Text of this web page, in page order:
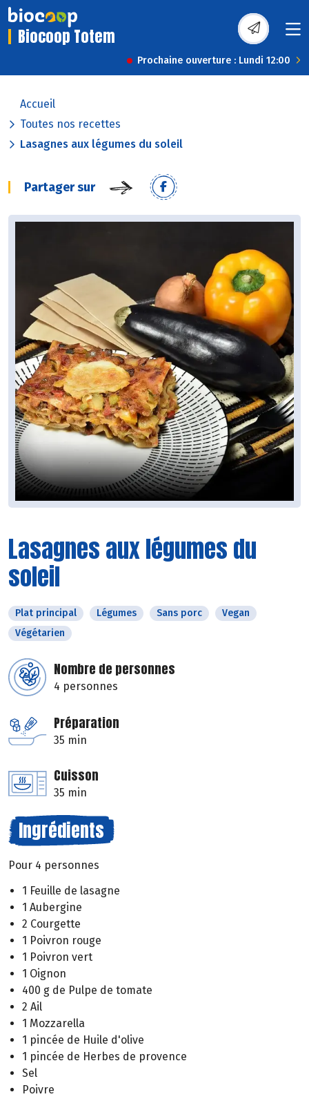
Biocoop Totem
Prochaine ouverture : Lundi 12:00
Accueil
Toutes nos recettes
Lasagnes aux légumes du soleil
Partager sur
Lasagnes aux légumes du
soleil
Plat principal Légumes Sans porc
Vegan
Végétarien
Nombre de personnes
4 personnes
Préparation
35 min
Cuisson
35 min
Ingrédients
Pour 4 personnes
1 Feuille de lasagne
1 Aubergine
2 Courgette
1 Poivron rouge
1 Poivron vert
1 Oignon
400 g de Pulpe de tomate
2 Ail
1 Mozzarella
1 pincée de Huile d'olive
1 pincée de Herbes de provence
Sel
Poivre